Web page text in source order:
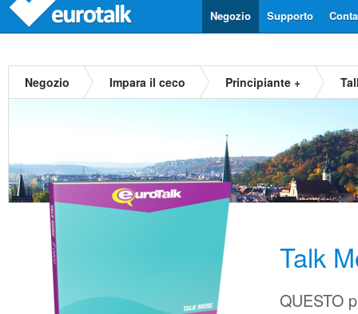
Supporto
Negozio
Negozio Impara il ceco Principiante +
Talk
QUESTO